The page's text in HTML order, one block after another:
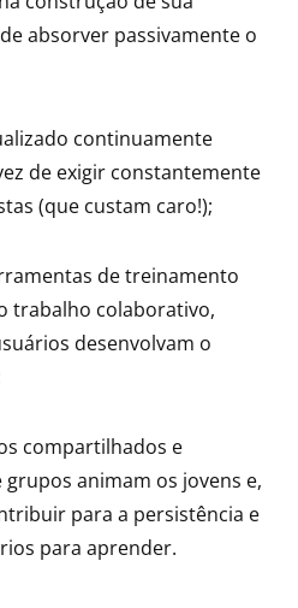
absorver passivamente o
continuamente
de exigir constantemente
(que custam caro!);
de treinamento
trabalho colaborativo,
desenvolvam o
compartilhados e
animam os jovens e,
para a persistência e
para aprender.